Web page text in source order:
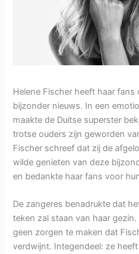
Helene Fischer heeft haar
bijzonder nieuws. In een
maakte de Duitse superster
trotse ouders zijn geworden
Fischer schreef dat zij de
wilde genieten van deze
en bedankte haar fans voor
De zangeres benadrukte dat
teken zal staan van haar
geen zorgen te maken dat
verdwijnt. Integendeel: ze